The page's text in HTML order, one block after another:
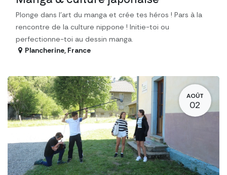
Plonge dans l’art du manga et crée tes héros ! Pars à la
rencontre de la culture nippone ! Initie-toi ou
perfectionne-toi au dessin manga.
Plancherine, France
AOÛT
02